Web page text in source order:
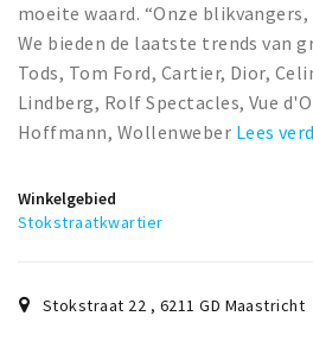
moeite waard. “Onze
We bieden de laatste trends van
Tods, Tom Ford, Cartier, Dior,
Lindberg, Rolf Spectacles, Vue
Hoffmann, Wollenweber Lees
Winkelgebied
Stokstraatkwartier
Stokstraat 22 , 6211 GD Maastricht